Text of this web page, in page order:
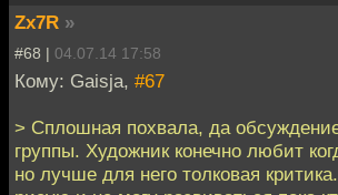
Zx7R »
#68 | 04.07.14 17:58
Кому: Gaisja, #67
> Сплошная похвала, да
группы. Художник конечно любит
но лучше для него толковая